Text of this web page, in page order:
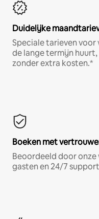
Duidelijke
Speciale tarieven
de lange termijn
zonder extra kosten.*
Boeken met
Beoordeeld door
gasten en 24/7